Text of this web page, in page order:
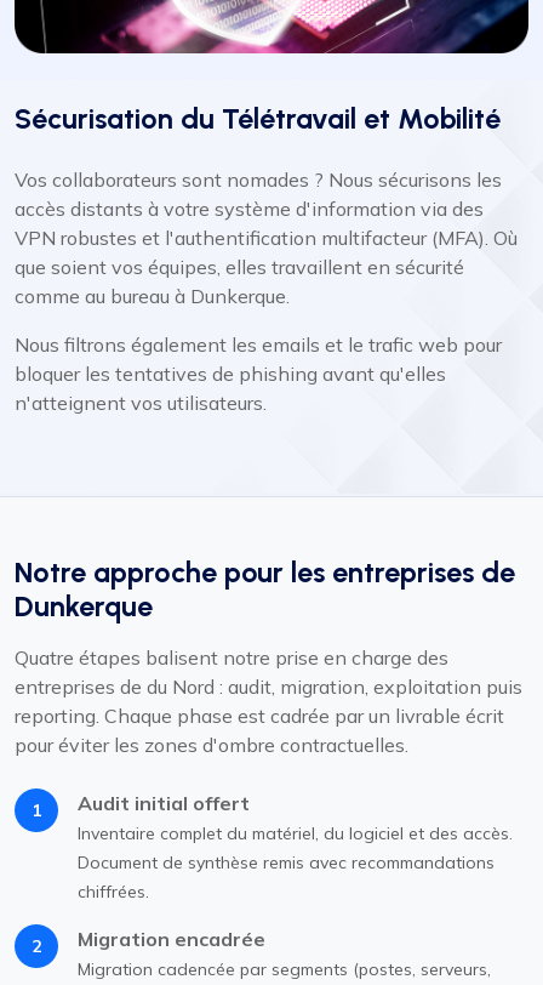
Sécurisation du Télétravail et Mobilité
Vos collaborateurs sont nomades ? Nous sécurisons les
accès distants à votre système d'information via des
VPN robustes et l'authentification multifacteur (MFA). Où
que soient vos équipes, elles travaillent en sécurité
comme au bureau à Dunkerque.
Nous filtrons également les emails et le trafic web pour
bloquer les tentatives de phishing avant qu'elles
n'atteignent vos utilisateurs.
Notre approche pour les entreprises de
Dunkerque
Quatre étapes balisent notre prise en charge des
entreprises de du Nord : audit, migration, exploitation puis
reporting. Chaque phase est cadrée par un livrable écrit
pour éviter les zones d'ombre contractuelles.
1 Audit initial offert
Inventaire complet du matériel, du logiciel et des accès.
Document de synthèse remis avec recommandations
chiffrées.
2 Migration encadrée
Migration cadencée par segments (postes, serveurs,